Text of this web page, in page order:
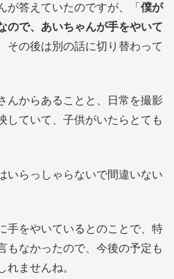
が答えていたのですが、「 僕が
ので、あいちゃんが手をやいて
その後は別の話に切り替わって
んからあることと、日常を撮影
していて、子供がいたらとても
いらっしゃらないで間違いない
手をやいているとのことで、特
もなかったので、今後の予定も
れませんね。